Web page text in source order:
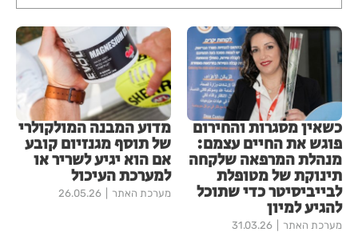
כשאין מסגרות והחירום
פוגש את החיים עצמם:
מנהלת המרפאה שלקחה
תינוקת של מטופלת
לבייביסיטר כדי שתוכל
להגיע למיון
מערכת האתר 31.03.26
מדוע המבנה המולקולרי
של תוסף מגנזיום קובע
אם הוא יגיע לשריר או
למערכת העיכול
מערכת האתר 26.05.26